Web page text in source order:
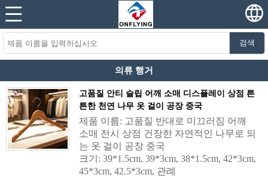
검색
의류 행거
고품질 안티 슬립 어깨 소매 디스플레이 상점 튼
튼한 천연 나무 옷 걸이 공장 중국
제품 이름: 고품질 반대로 미끄러짐 어깨
소매 전시 상점 건장한 자연적인 나무로 되
는 옷 걸이 공장 중국
크기: 39*1.5cm, 39*3cm, 38*1.5cm, 42*3cm,
45*3cm, 42.5*3cm, 관례